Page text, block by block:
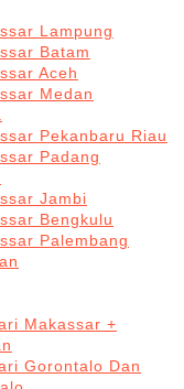
Lampung
Batam
Aceh
Medan
Pekanbaru Riau
Padang
Jambi
Bengkulu
Palembang
Makassar +
Gorontalo Dan